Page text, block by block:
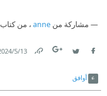
مشاركة من anne ، من كتاب
13‏/5‏/2024
أوافق